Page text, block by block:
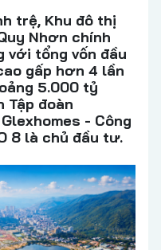
trệ, Khu đô thị
Nhơn chính
tổng vốn đầu
gấp hơn 4 lần
5.000 tỷ
Tập đoàn
- Công
8 là chủ đầu tư.